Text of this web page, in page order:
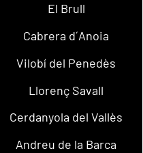
El Brull
Cabrera d´Anoia
Vilobí del Penedès
Llorenç Savall
Cerdanyola del Vallès
Andreu de la Barca